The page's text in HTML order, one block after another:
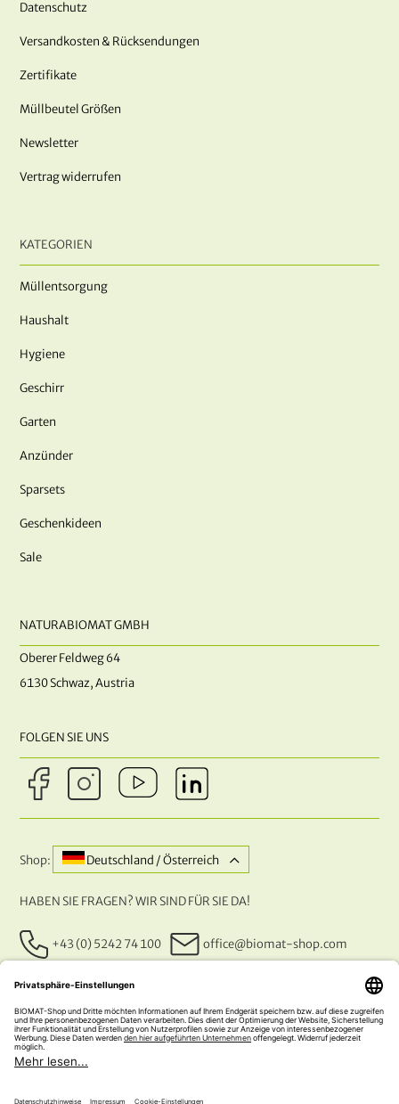
Datenschutz
Versandkosten & Rücksendungen
Zertifikate
Müllbeutel Größen
Newsletter
Vertrag widerrufen
KATEGORIEN
Müllentsorgung
Haushalt
Hygiene
Geschirr
Garten
Anzünder
Sparsets
Geschenkideen
Sale
NATURABIOMAT GMBH
Oberer Feldweg 64
6130 Schwaz, Austria
FOLGEN SIE UNS
Shop: Deutschland / Österreich
HABEN SIE FRAGEN? WIR SIND FÜR SIE DA!
+43 (0) 5242 74 100 office@biomat-shop.com
UNSERE ZAHLUNGSARTEN